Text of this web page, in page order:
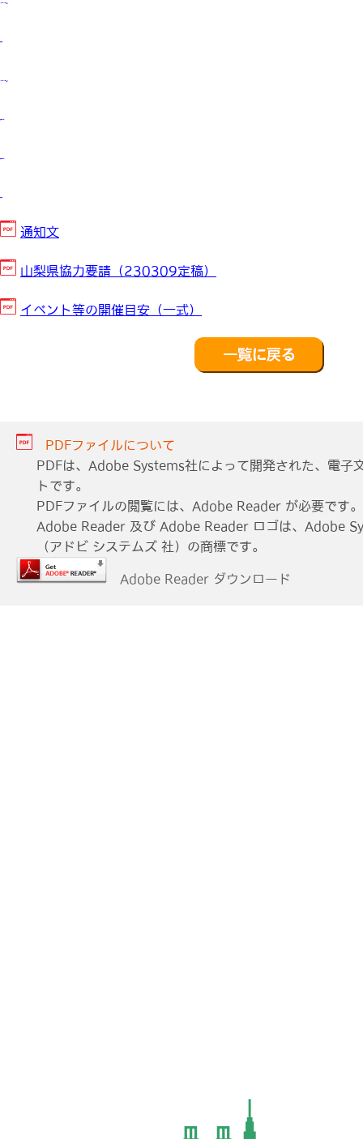
通知文
山梨県協力要請（230309定稿）
イベント等の開催目安（一式）
PDFファイルについて
PDFは、Adobe Systems社によって開発された、電子
トです。
PDFファイルの閲覧には、Adobe Reader が必要です。
Adobe Reader 及び Adobe Reader ロゴは、Adobe
（アドビ システムズ 社）の商標です。
Adobe Reader ダウンロード